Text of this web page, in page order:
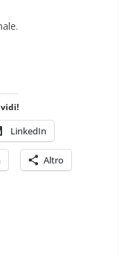
LinkedIn
Altro